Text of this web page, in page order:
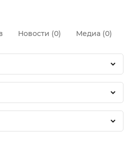
Новости (0) Медиа (0)